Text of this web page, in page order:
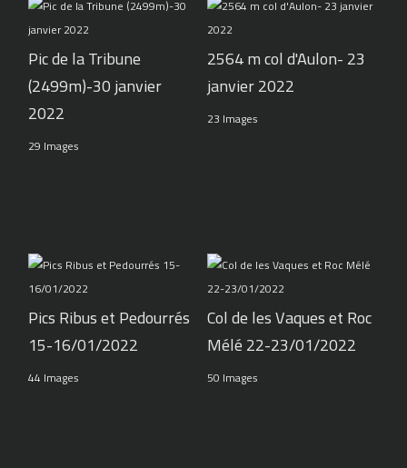
Pic de la Tribune
(2499m)-30 janvier
2022
29 Images
2564 m col d'Aulon- 23
janvier 2022
23 Images
Pics Ribus et Pedourrés
15-16/01/2022
44 Images
Col de les Vaques et Roc
Mélé 22-23/01/2022
50 Images